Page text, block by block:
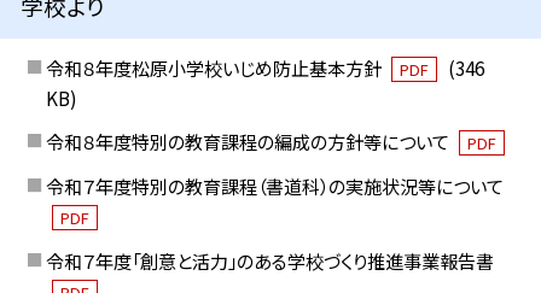
令和８年度松原小学校いじめ防止基本方針 PDF
(346
KB)
令和８年度特別の教育課程の編成の方針等について
PDF
令和７年度特別の教育課程（書道科）の実施状況等について
PDF
令和７年度「創意と活力」のある学校づくり推進事業報告書